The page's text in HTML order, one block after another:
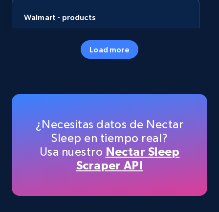
Walmart - products
Specifications, Image urls, Top reviews, and
URL, Title, Available, Description, Currency, Initial
Load more
¿Necesitas datos de Nectar
Sleep en tiempo real?
Usa nuestro Nectar Sleep
Scraper API